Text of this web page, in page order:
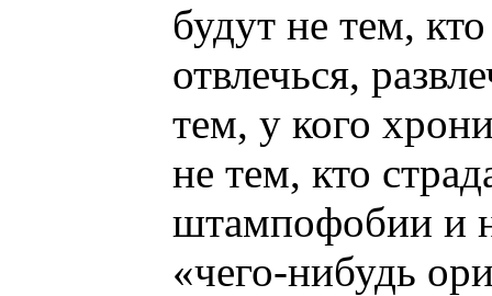
будут не тем,
отвлечься,
тем, у кого
не тем, кто
штампофобии и
«чего-нибудь